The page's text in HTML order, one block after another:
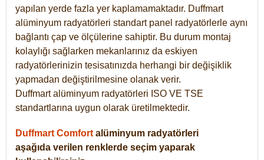
yapılan yerde fazla yer kaplamamaktadır. Duffmart
alüminyum radyatörleri standart panel radyatörlerle aynı
bağlantı çap ve ölçülerine sahiptir. Bu durum montaj
kolaylığı sağlarken mekanlarınız da eskiyen
radyatörlerinizin tesisatınızda herhangi bir değişiklik
yapmadan değiştirilmesine olanak verir.
Duffmart alüminyum radyatörleri ISO VE TSE
standartlarına uygun olarak üretilmektedir.
Duffmart Comfort alüminyum radyatörleri
aşağıda verilen renklerde seçim yaparak